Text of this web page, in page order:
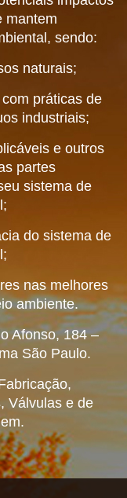
mantem
sendo:
naturais;
práticas de
industriais;
e outros
partes
sistema de
do sistema de
nas melhores
ambiente.
Afonso, 184 –
São Paulo.
Válvulas e de